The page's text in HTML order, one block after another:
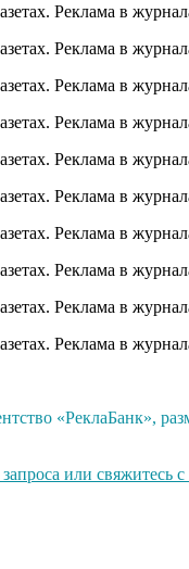
«РеклаБанк»,
или свяжитесь